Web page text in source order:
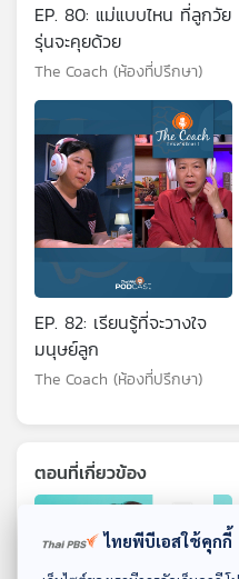
ดาวน์โหลด Thai PBS Podcast Application
EP. 80: แม่แบบไหน ที่ลูกวัย
รุ่นจะคุยด้วย
The Coach (ห้องที่ปรึกษา)
EP. 82: เรียนรู้ที่จะวางใจ
มนุษย์ลูก
The Coach (ห้องที่ปรึกษา)
ตอนที่เกี่ยวข้อง
ไทยพีบีเอสใช้คุกกี้